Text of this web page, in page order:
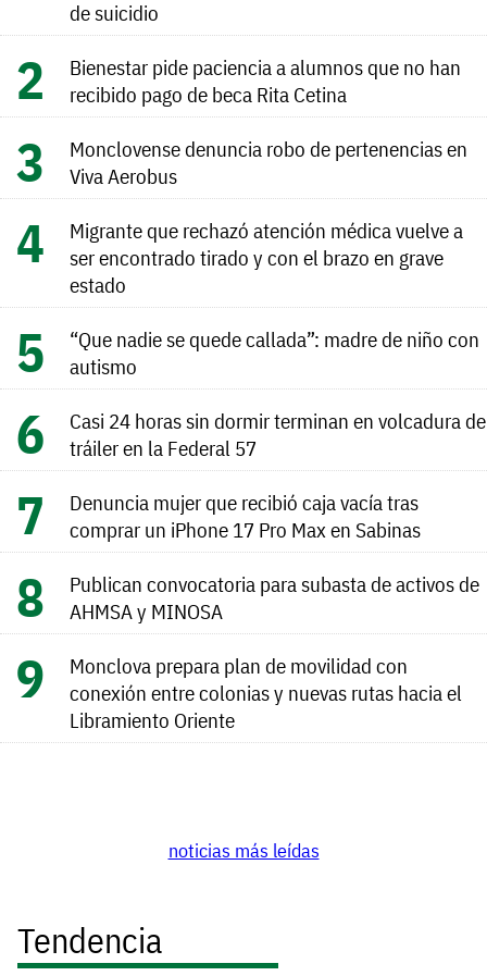
de suicidio
Bienestar pide paciencia a alumnos que no han
recibido pago de beca Rita Cetina
Monclovense denuncia robo de pertenencias en
Viva Aerobus
Migrante que rechazó atención médica vuelve a
ser encontrado tirado y con el brazo en grave
estado
“Que nadie se quede callada”: madre de niño con
autismo
Casi 24 horas sin dormir terminan en volcadura de
tráiler en la Federal 57
Denuncia mujer que recibió caja vacía tras
comprar un iPhone 17 Pro Max en Sabinas
Publican convocatoria para subasta de activos de
AHMSA y MINOSA
Monclova prepara plan de movilidad con
conexión entre colonias y nuevas rutas hacia el
Libramiento Oriente
noticias más leídas
Tendencia